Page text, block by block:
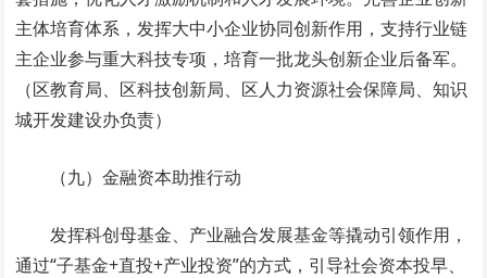
主体培育体系，发挥大中小企业协同创新作用，支持行业链
主企业参与重大科技专项，培育一批龙头创新企业后备军。
（区教育局、区科技创新局、区人力资源社会保障局、知识
城开发建设办负责）
（九）金融资本助推行动
发挥科创母基金、产业融合发展基金等撬动引领作用，
通过“子基金+直投+产业投资”的方式，引导社会资本投早、